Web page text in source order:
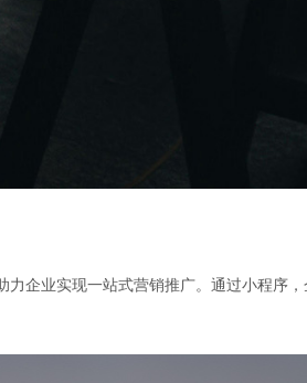
企业实现一站式营销推广。通过小程序